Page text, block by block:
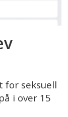
for seksuell
i over 15